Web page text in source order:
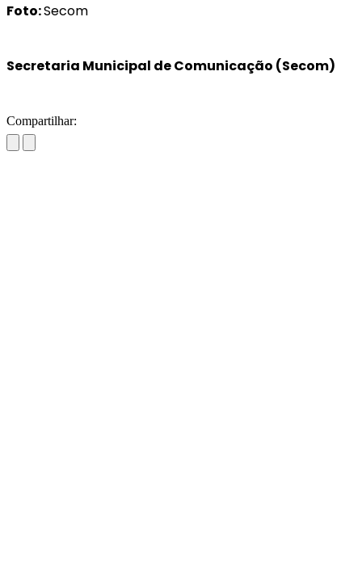
Foto:Secom
Secretaria Municipal de Comunicação (Secom)
Compartilhar: